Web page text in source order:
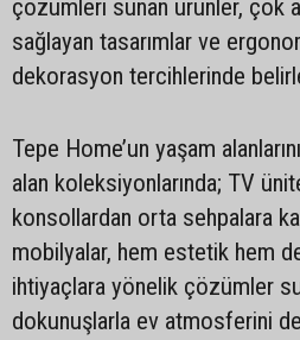
çözümleri sunan ürünler, çok
sağlayan tasarımlar ve
dekorasyon tercihlerinde
Tepe Home’un yaşam
alan koleksiyonlarında; TV
konsollardan orta sehpalara
mobilyalar, hem estetik hem
ihtiyaçlara yönelik çözümler
dokunuşlarla ev atmosferini